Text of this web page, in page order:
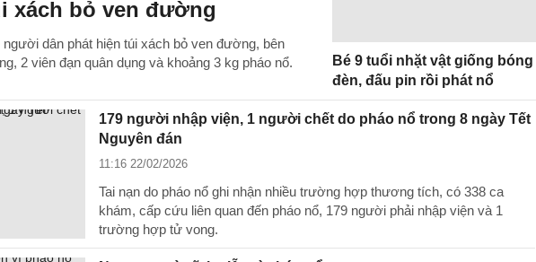
xách bỏ ven đường
dân phát hiện túi xách bỏ ven đường, bên
2 viên đạn quân dụng và khoảng 3 kg pháo nổ.
Bé 9 tuổi nhặt vật giống bóng
đèn, đấu pin rồi phát nổ
179 người nhập viện, 1 người chết do pháo nổ trong 8 ngày Tết
Nguyên đán
11:16 22/02/2026
Tai nạn do pháo nổ ghi nhận nhiều trường hợp thương tích, có 338 ca
khám, cấp cứu liên quan đến pháo nổ, 179 người phải nhập viện và 1
trường hợp tử vong.